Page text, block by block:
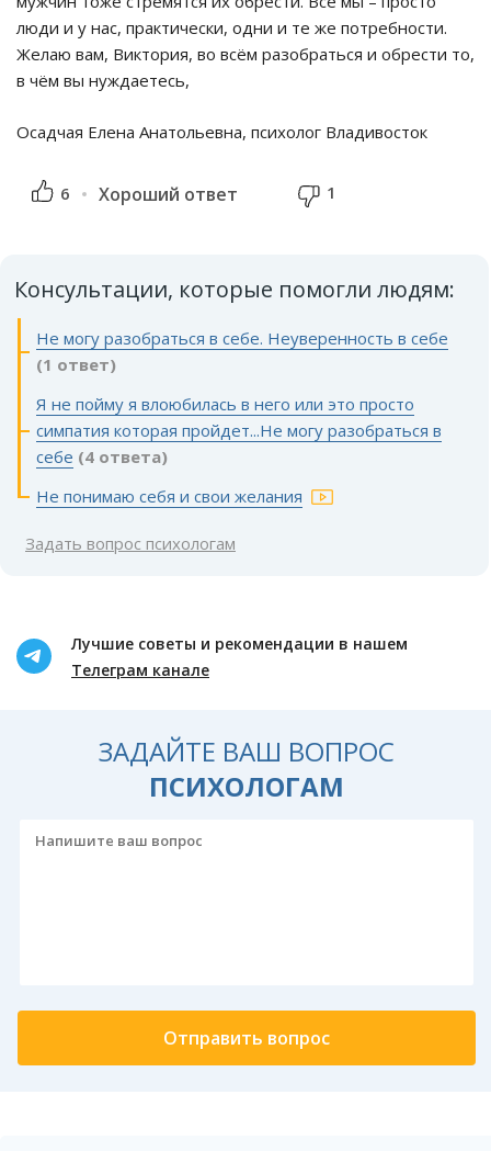
люди и у нас, практически, одни и те же потребности.
Желаю вам, Виктория, во всём разобраться и обрести то,
в чём вы нуждаетесь,
Осадчая Елена Анатольевна, психолог Владивосток
6 Хороший ответ 1
Консультации, которые помогли людям:
Не могу разобраться в себе. Неуверенность в себе
(1 ответ)
Я не пойму я влоюбилась в него или это просто
симпатия которая пройдет...Не могу разобраться в
себе (4 ответа)
Не понимаю себя и свои желания
Задать вопрос психологам
Лучшие советы и рекомендации в нашем
Телеграм канале
ЗАДАЙТЕ ВАШ ВОПРОС
ПСИХОЛОГАМ